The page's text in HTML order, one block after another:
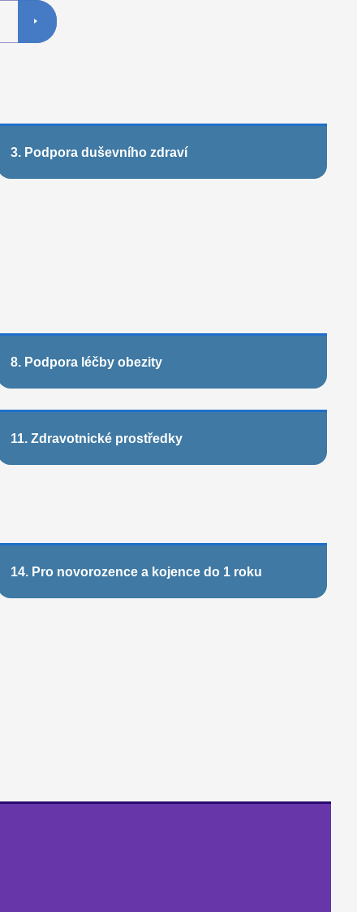
3. Podpora duševního zdraví
8. Podpora léčby obezity
11. Zdravotnické prostředky
14. Pro novorozence a kojence do 1 roku